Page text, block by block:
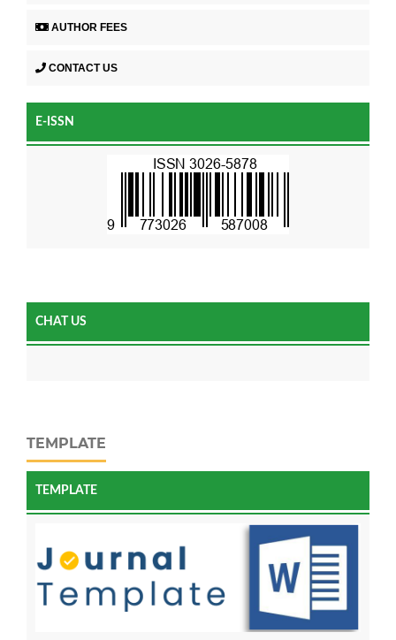
AUTHOR FEES
CONTACT US
E-ISSN
CHAT US
TEMPLATE
TEMPLATE